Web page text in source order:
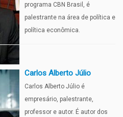
programa CBN Brasil, é
palestrante na área de política e
política econômica.
Carlos Alberto Júlio
Carlos Alberto Júlio é
empresário, palestrante,
professor e autor. É autor dos